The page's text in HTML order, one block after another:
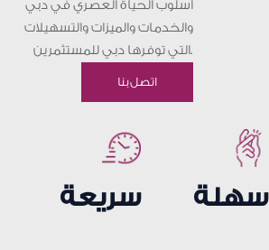
أسلوب الحياة العصري في دبي
والخدمات والميزات والتسهيلات
التي توفرها دبي للمستثمرين.
اتصل بنا
سهلة سريعة